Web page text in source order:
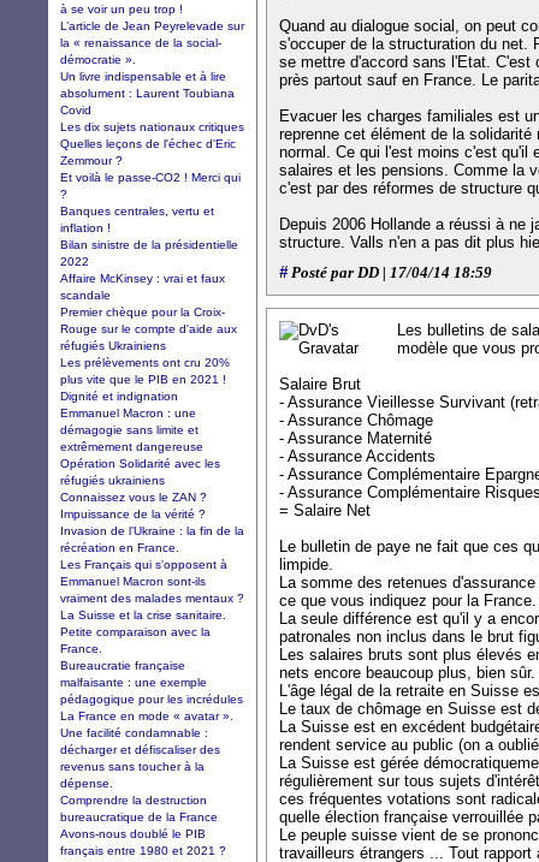
Quand au dialogue social, on peut
s'occuper de la structuration du net.
se mettre d'accord sans l'Etat.
près partout sauf en France. Le
Evacuer les charges familiales est
reprenne cet élément de la
normal. Ce qui l'est moins c'est qu'il
salaires et les pensions. Comme la
c'est par des réformes de structure
Depuis 2006 Hollande a réussi à ne
structure. Valls n'en a pas dit plus
#Posté par DD | 17/04/14 18:59
Les bulletins de
modèle que vous
Salaire Brut
- Assurance Vieillesse Survivant
- Assurance Chômage
- Assurance Maternité
- Assurance Accidents
- Assurance Complémentaire
- Assurance Complémentaire
= Salaire Net
Le bulletin de paye ne fait que ces
limpide.
La somme des retenues
ce que vous indiquez pour la France.
La seule différence est qu'il y a
patronales non inclus dans le brut
Les salaires bruts sont plus élevés
nets encore beaucoup plus, bien sûr.
L'âge légal de la retraite en Suisse
Le taux de chômage en Suisse est
La Suisse est en excédent
rendent service au public (on a
La Suisse est gérée
régulièrement sur tous sujets
ces fréquentes votations sont
quelle élection française verrouillée
Le peuple suisse vient de se
travailleurs étrangers ... Tout
à se voir un peu trop !
L’article de Jean Peyrelevade sur
la « renaissance de la social-
démocratie ».
Un livre indispensable et à lire
absolument : Laurent Toubiana
Covid
Les dix sujets nationaux critiques
Quelles leçons de l'échec d'Eric
Zemmour ?
Et voilà le passe-CO2 ! Merci qui
?
Banques centrales, vertu et
inflation !
Bilan sinistre de la présidentielle
2022
Affaire McKinsey : vrai et faux
scandale
Premier chèque pour la Croix-
Rouge sur le compte d'aide aux
réfugiés Ukrainiens
Les prélèvements ont cru 20%
plus vite que le PIB en 2021 !
Dignité et indignation
Emmanuel Macron : une
démagogie sans limite et
extrêmement dangereuse
Opération Solidarité avec les
réfugiés ukrainiens
Connaissez vous le ZAN ?
Impuissance de la vérité ?
Invasion de l’Ukraine : la fin de la
récréation en France.
Les Français qui s'opposent à
Emmanuel Macron sont-ils
vraiment des malades mentaux ?
La Suisse et la crise sanitaire.
Petite comparaison avec la
France.
Bureaucratie française
malfaisante : une exemple
pédagogique pour les incrédules
La France en mode « avatar ».
Une facilité condamnable :
décharger et défiscaliser des
revenus sans toucher à la
dépense.
Comprendre la destruction
bureaucratique de la France
Avons-nous doublé le PIB
français entre 1980 et 2021 ?